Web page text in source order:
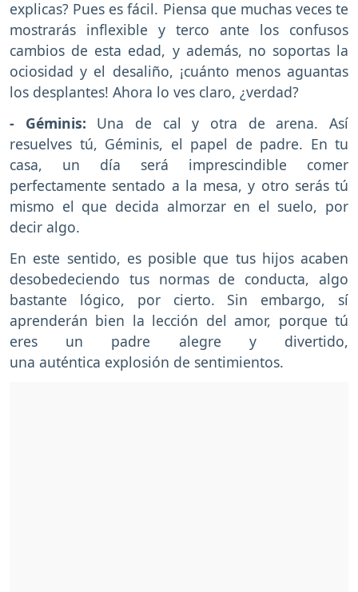
explicas? Pues es fácil. Piensa que muchas veces te
mostrarás inflexible y terco ante los confusos
cambios de esta edad, y además, no soportas la
ociosidad y el desaliño, ¡cuánto menos aguantas
los desplantes! Ahora lo ves claro, ¿verdad?
- Géminis: Una de cal y otra de arena. Así
resuelves tú, Géminis, el papel de padre. En tu
casa, un día será imprescindible comer
perfectamente sentado a la mesa, y otro serás tú
mismo el que decida almorzar en el suelo, por
decir algo.
En este sentido, es posible que tus hijos acaben
desobedeciendo tus normas de conducta, algo
bastante lógico, por cierto. Sin embargo, sí
aprenderán bien la lección del amor, porque tú
eres un padre alegre y divertido,
una auténtica explosión de sentimientos.